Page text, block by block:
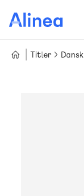
hovedindhold
Titler Dansk